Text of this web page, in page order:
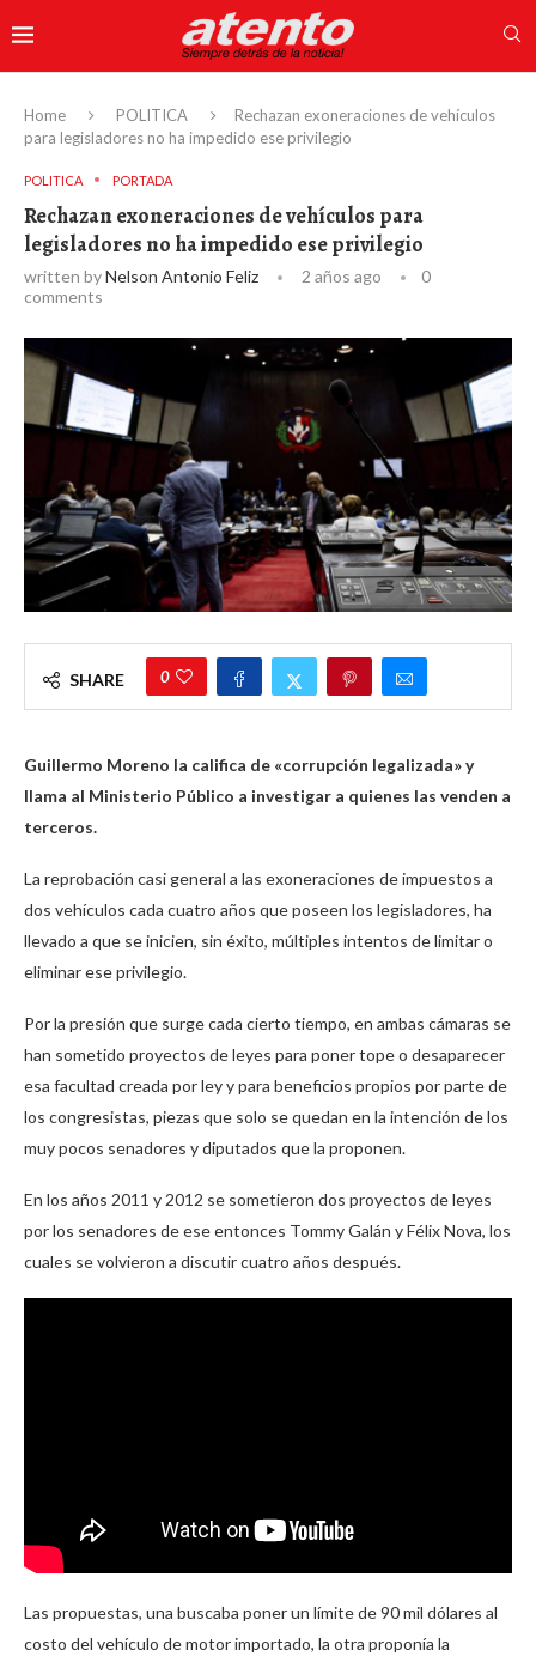
Home POLITICA
Rechazan exoneraciones de vehículos
para legisladores no ha impedido ese privilegio
POLITICA PORTADA
Rechazan exoneraciones de vehículos para
legisladores no ha impedido ese privilegio
written byNelson Antonio Feliz 2 años ago
0
comments
SHARE 0
Guillermo Moreno la califica de «corrupción legalizada» y
llama al Ministerio Público a investigar a quienes las venden a
terceros.
La reprobación casi general a las exoneraciones de impuestos a
dos vehículos cada cuatro años que poseen los legisladores, ha
llevado a que se inicien, sin éxito, múltiples intentos de limitar o
eliminar ese privilegio.
Por la presión que surge cada cierto tiempo, en ambas cámaras se
han sometido proyectos de leyes para poner tope o desaparecer
esa facultad creada por ley y para beneficios propios por parte de
los congresistas, piezas que solo se quedan en la intención de los
muy pocos senadores y diputados que la proponen.
En los años 2011 y 2012 se sometieron dos proyectos de leyes
por los senadores de ese entonces Tommy Galán y Félix Nova, los
cuales se volvieron a discutir cuatro años después.
Las propuestas, una buscaba poner un límite de 90 mil dólares al
costo del vehículo de motor importado, la otra proponía la